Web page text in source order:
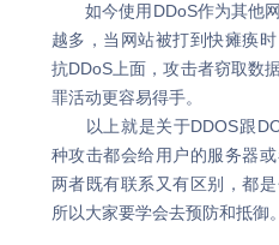
如今使用DDoS作为其他网
越多，当网站被打到快瘫痪
抗DDoS上面，攻击者窃取数
罪活动更容易得手。
以上就是关于DDOS跟
种攻击都会给用户的服务器
两者既有联系又有区别，都
所以大家要学会去预防和抵御。